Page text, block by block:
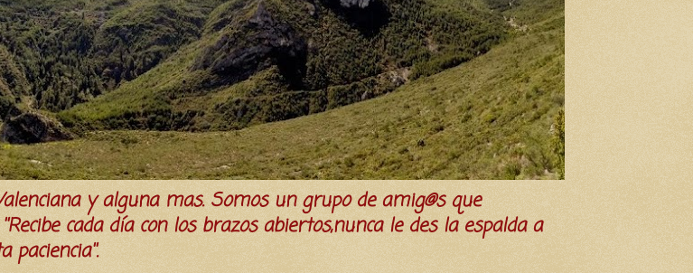
y alguna mas. Somos un grupo de amig@s que
cada día con los brazos abiertos,nunca le des la espalda a
paciencia''.